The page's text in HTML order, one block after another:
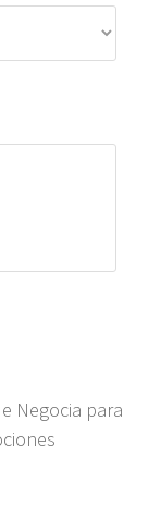
Negocia para